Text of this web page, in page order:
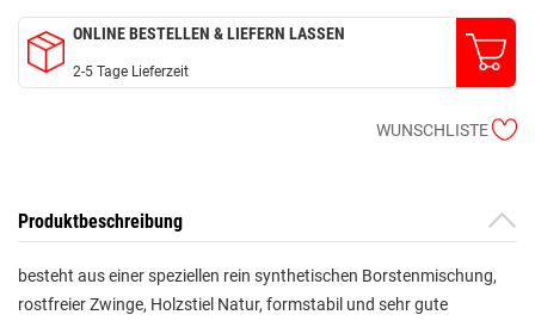
ONLINE BESTELLEN & LIEFERN LASSEN
2-5 Tage Lieferzeit
WUNSCHLISTE
Produktbeschreibung
besteht aus einer speziellen rein synthetischen Borstenmischung,
rostfreier Zwinge, Holzstiel Natur, formstabil und sehr gute